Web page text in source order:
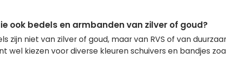
ook bedels en armbanden van zilver of goud?
zijn niet van zilver of goud, maar van RVS of van
wel kiezen voor diverse kleuren schuivers en bandjes